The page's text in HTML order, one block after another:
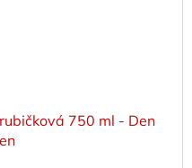
750 ml - Den